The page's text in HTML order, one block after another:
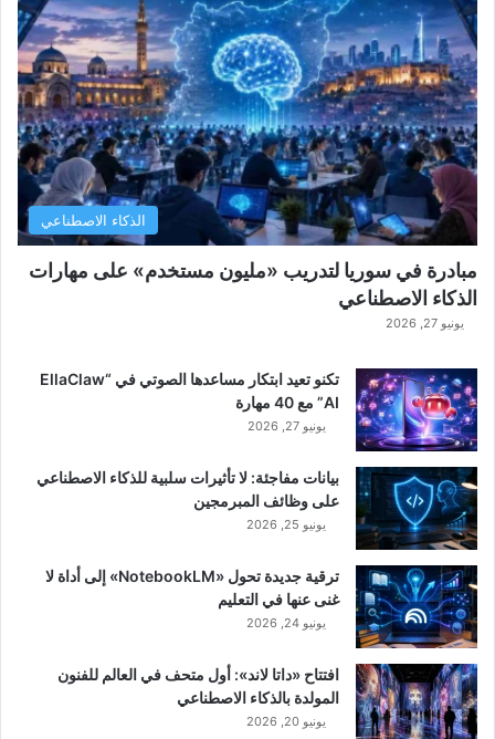
الذكاء الاصطناعي
مبادرة في سوريا لتدريب «مليون مستخدم» على مهارات
الذكاء الاصطناعي
يونيو 27, 2026
تكنو تعيد ابتكار مساعدها الصوتي في “EllaClaw
AI” مع 40 مهارة
يونيو 27, 2026
بيانات مفاجئة: لا تأثيرات سلبية للذكاء الاصطناعي
على وظائف المبرمجين
يونيو 25, 2026
ترقية جديدة تحول «NotebookLM» إلى أداة لا
غنى عنها في التعليم
يونيو 24, 2026
افتتاح «داتا لاند»: أول متحف في العالم للفنون
المولدة بالذكاء الاصطناعي
يونيو 20, 2026